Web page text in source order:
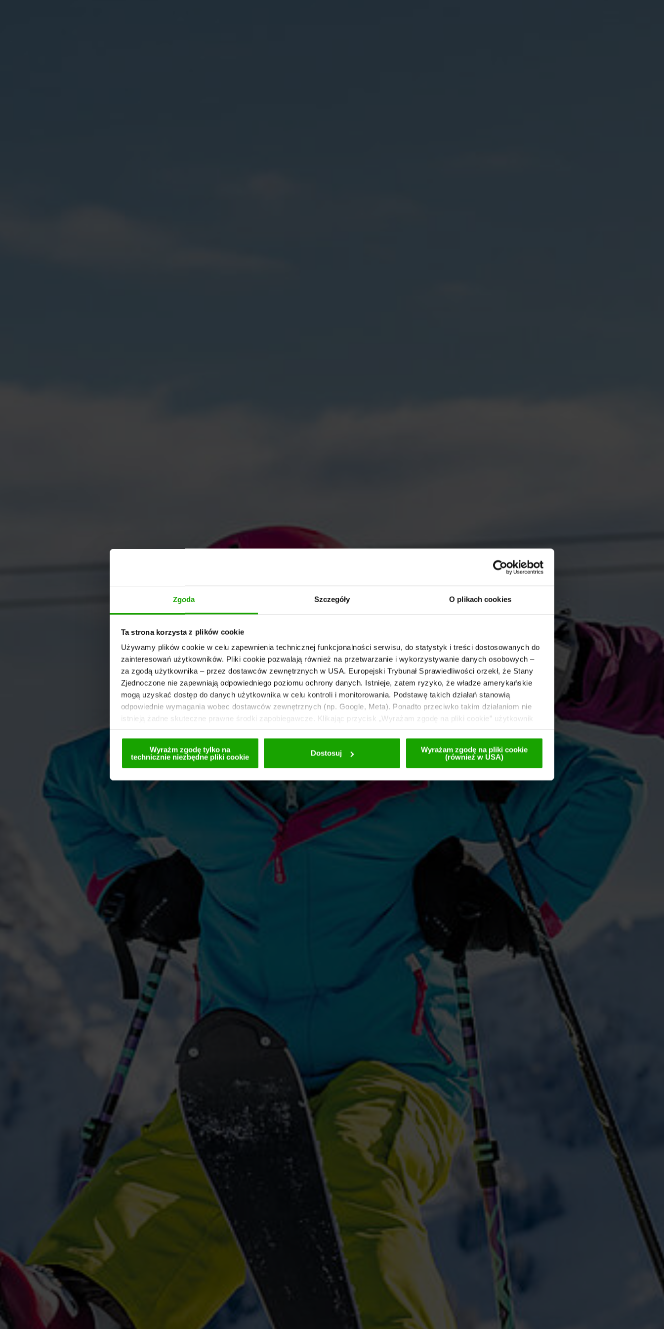
Zgoda Szczegóły O plikach cookies
Ta strona korzysta z plików cookie
Używamy plików cookie w celu zapewnienia technicznej funkcjonalności serwisu, do statystyk i treści dostosowanych do
zainteresowań użytkowników. Pliki cookie pozwalają również na przetwarzanie i wykorzystywanie danych osobowych –
za zgodą użytkownika – przez dostawców zewnętrznych w USA. Europejski Trybunał Sprawiedliwości orzekł, że Stany
Zjednoczone nie zapewniają odpowiedniego poziomu ochrony danych. Istnieje, zatem ryzyko, że władze amerykańskie
mogą uzyskać dostęp do danych użytkownika w celu kontroli i monitorowania. Podstawę takich działań stanowią
odpowiednie wymagania wobec dostawców zewnętrznych (np. Google, Meta). Ponadto przeciwko takim działaniom nie
istnieją żadne skuteczne prawne środki zapobiegawcze. Klikając przycisk „Wyrażam zgodę na pliki cookie” użytkownik
dezaktywacji znajdują się w naszejpolityce prywatności.
Wyrażm zgodę tylko na
technicznie niezbędne pliki cookie
Dostosuj
Wyrażam zgodę na pliki cookie
(również w USA)